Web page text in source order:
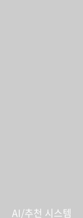
AI/추천 시스템